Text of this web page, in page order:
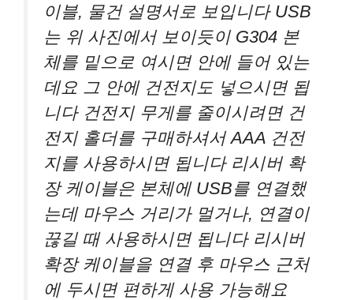
이블, 물건 설명서로 보입니다 USB
는 위 사진에서 보이듯이 G304 본
체를 밑으로 여시면 안에 들어 있는
데요 그 안에 건전지도 넣으시면 됩
니다 건전지 무게를 줄이시려면 건
전지 홀더를 구매하셔서 AAA 건전
지를 사용하시면 됩니다 리시버 확
장 케이블은 본체에 USB를 연결했
는데 마우스 거리가 멀거나, 연결이
끊길 때 사용하시면 됩니다 리시버
확장 케이블을 연결 후 마우스 근처
에 두시면 편하게 사용 가능해요